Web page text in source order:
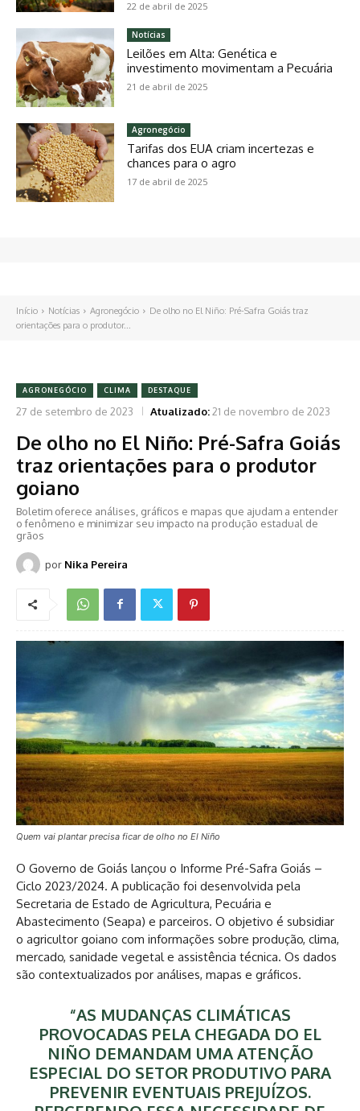
22 de abril de 2025
Notícias
Leilões em Alta: Genética e
investimento movimentam a Pecuária
21 de abril de 2025
Agronegócio
Tarifas dos EUA criam incertezas e
chances para o agro
17 de abril de 2025